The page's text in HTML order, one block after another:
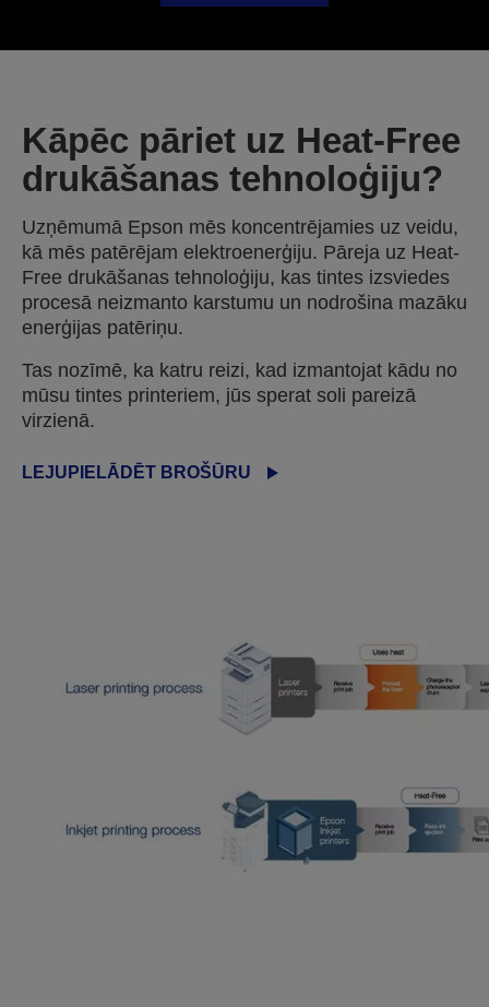
Kāpēc pāriet uz Heat-Free
drukāšanas tehnoloģiju?
Uzņēmumā Epson mēs koncentrējamies uz veidu,
kā mēs patērējam elektroenerģiju. Pāreja uz Heat-
Free drukāšanas tehnoloģiju, kas tintes izsviedes
procesā neizmanto karstumu un nodrošina mazāku
enerģijas patēriņu.
Tas nozīmē, ka katru reizi, kad izmantojat kādu no
mūsu tintes printeriem, jūs sperat soli pareizā
virzienā.
LEJUPIELĀDĒT BROŠŪRU